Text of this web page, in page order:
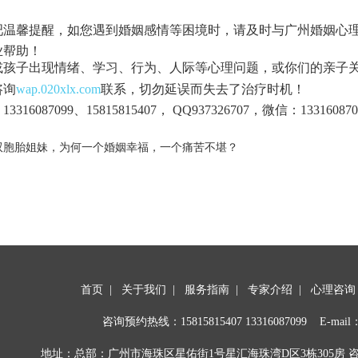
温馨提醒，如您遇到婚姻感情等困境时，请及时与广州婚姻心
助！
孩子出现情绪、学习、行为、人际等心理问题，或你们的亲子
询wap.020xlx.com联系，切勿延误而失去了治疗时机！
、15815815407， QQ937326707，微信：
胞胎姐妹，为何一个婚姻幸福，一个痛苦不堪？
首页 关于我们 服务指南| 专家介绍 心理咨询
咨询预约热线： 1581581540713316087099 E-mail：
地址：总部：广州市海珠区星佑街1号星汇海珠湾D区3栋305房